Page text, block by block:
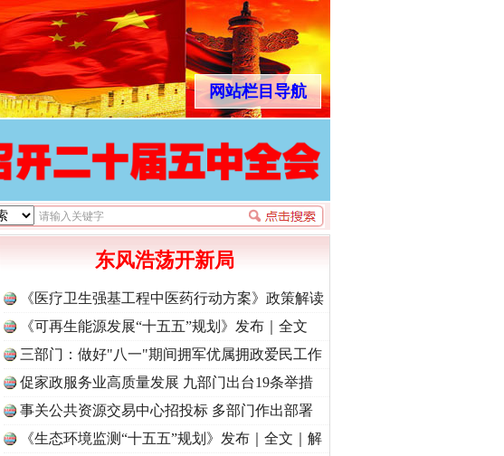
网站栏目导航
东风浩荡开新局
《医疗卫生强基工程中医药行动方案》政策解读
《可再生能源发展“十五五”规划》发布｜全文
三部门：做好"八一"期间拥军优属拥政爱民工作
促家政服务业高质量发展 九部门出台19条举措
事关公共资源交易中心招投标 多部门作出部署
《生态环境监测“十五五”规划》发布｜全文｜解